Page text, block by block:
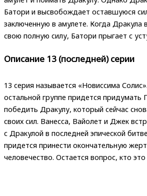
Батори и высвобождает оставшуюся
заключенную в амулете. Когда Дракула
свою полную силу, Батори прыгает с
Описание 13 (последней) серии
13 серия называется «Новиссима
остальной группе придется придумать
победить Дракулу, который сейчас
своих сил. Ванесса, Вайолет и Джек
с Дракулой в последней эпической
придется принести окончательную
человечество. Остается вопрос, кто